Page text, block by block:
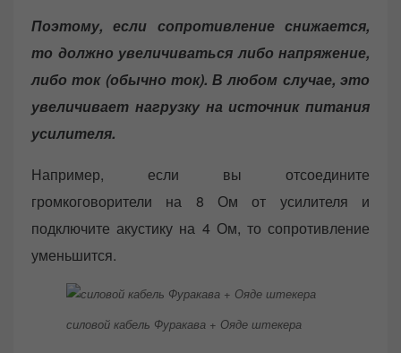
Поэтому, если сопротивление снижается,
то должно увеличиваться либо напряжение,
либо ток (обычно ток). В любом случае, это
увеличивает нагрузку на источник питания
усилителя.
Например, если вы отсоедините
громкоговорители на 8 Ом от усилителя и
подключите акустику на 4 Ом, то сопротивление
уменьшится.
силовой кабель Фуракава + Ояде штекера